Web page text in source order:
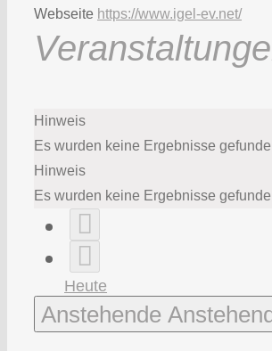
Webseite https://www.igel-ev.net/
Hinweis
Es wurden keine Ergebnisse
Hinweis
Es wurden keine Ergebnisse
Heute
Anstehende